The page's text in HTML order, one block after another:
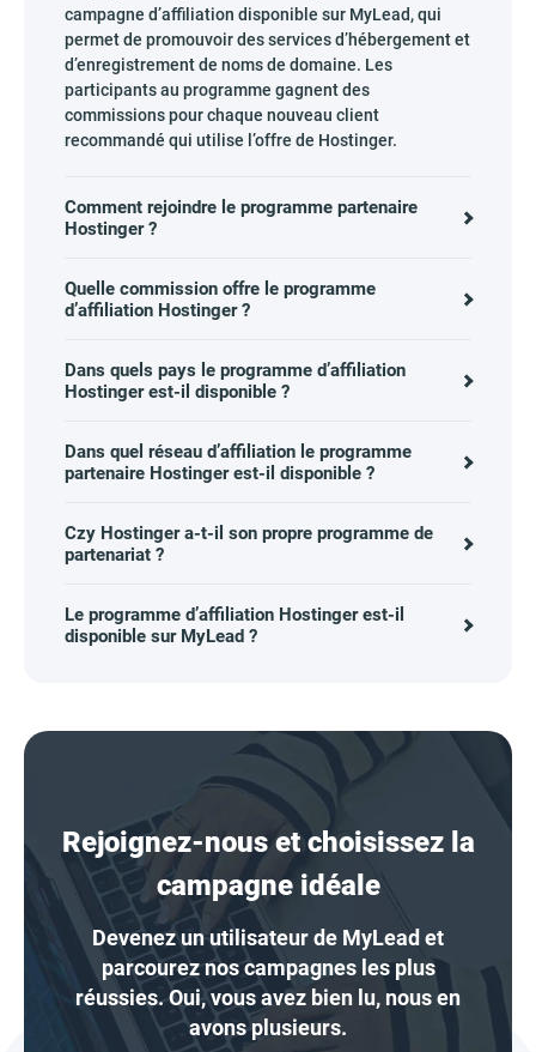
campagne d’affiliation disponible sur MyLead, qui
permet de promouvoir des services d’hébergement et
d’enregistrement de noms de domaine. Les
participants au programme gagnent des
commissions pour chaque nouveau client
recommandé qui utilise l’offre de Hostinger.
Comment rejoindre le programme partenaire
Hostinger ?
Quelle commission offre le programme
d’affiliation Hostinger ?
Dans quels pays le programme d’affiliation
Hostinger est-il disponible ?
Dans quel réseau d’affiliation le programme
partenaire Hostinger est-il disponible ?
Czy Hostinger a-t-il son propre programme de
partenariat ?
Le programme d’affiliation Hostinger est-il
disponible sur MyLead ?
Rejoignez-nous et choisissez la
campagne idéale
Devenez un utilisateur de MyLead et
parcourez nos campagnes les plus
réussies. Oui, vous avez bien lu, nous en
avons plusieurs.